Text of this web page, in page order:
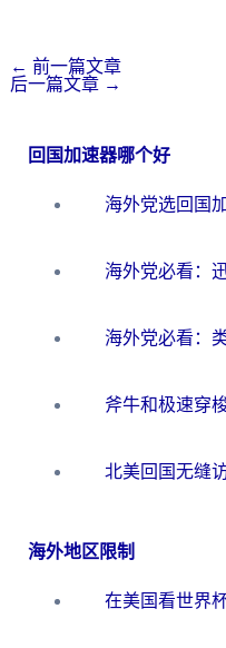
← 前一篇文章
后一篇文章 →
回国加速器哪个好
海外地区限制